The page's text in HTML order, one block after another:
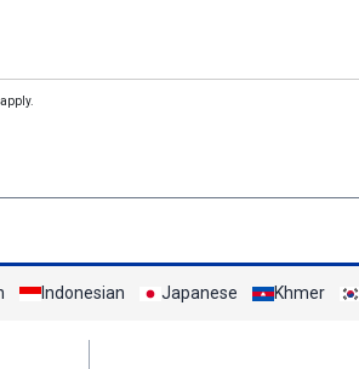
apply.
Indonesian Japanese Khmer